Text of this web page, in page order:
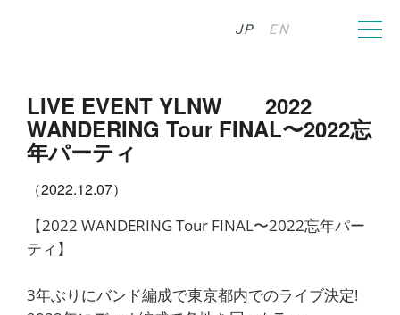
JP EN
LIVE EVENT YLNW 2022
WANDERING Tour FINAL〜2022忘
年パーティ
（2022.12.07）
【2022 WANDERING Tour FINAL〜2022忘年パー
ティ】
3年ぶりにバンド編成で東京都内でのライブ決定!